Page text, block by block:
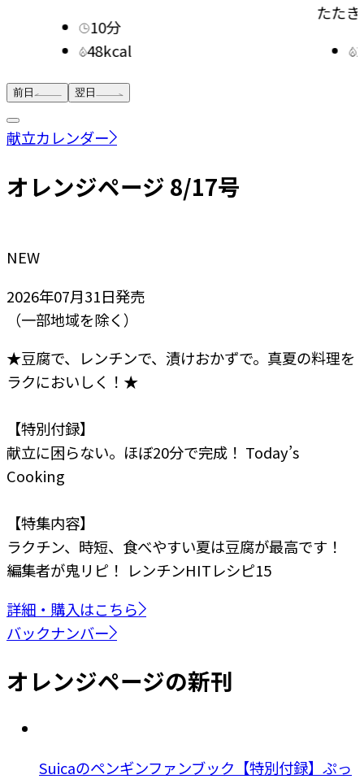
10分
48kcal
たた
前日 翌日
献立カレンダー
オレンジページ 8/17号
NEW
2026年07月31日発売
（一部地域を除く）
★豆腐で、レンチンで、漬けおかずで。真夏の料理を
ラクにおいしく！★
【特別付録】
献立に困らない。ほぼ20分で完成！ Today’s
Cooking
【特集内容】
ラクチン、時短、食べやすい夏は豆腐が最高です！
編集者が鬼リピ！ レンチンHITレシピ15
詳細・購入はこちら
バックナンバー
オレンジページの新刊
Suicaのペンギンファンブック【特別付録】ぷっ